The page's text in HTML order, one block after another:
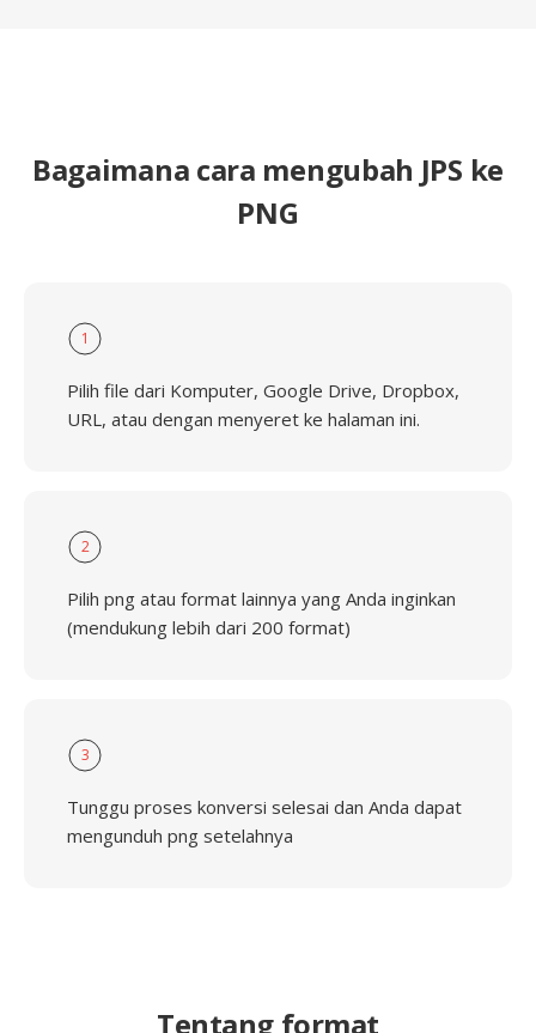
Bagaimana cara mengubah JPS ke
PNG
1
Pilih file dari Komputer, Google Drive, Dropbox,
URL, atau dengan menyeret ke halaman ini.
2
Pilih png atau format lainnya yang Anda inginkan
(mendukung lebih dari 200 format)
3
Tunggu proses konversi selesai dan Anda dapat
mengunduh png setelahnya
Tentang format